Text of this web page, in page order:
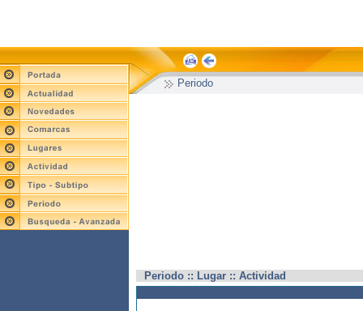
Periodo
Periodo :: Lugar :: Actividad